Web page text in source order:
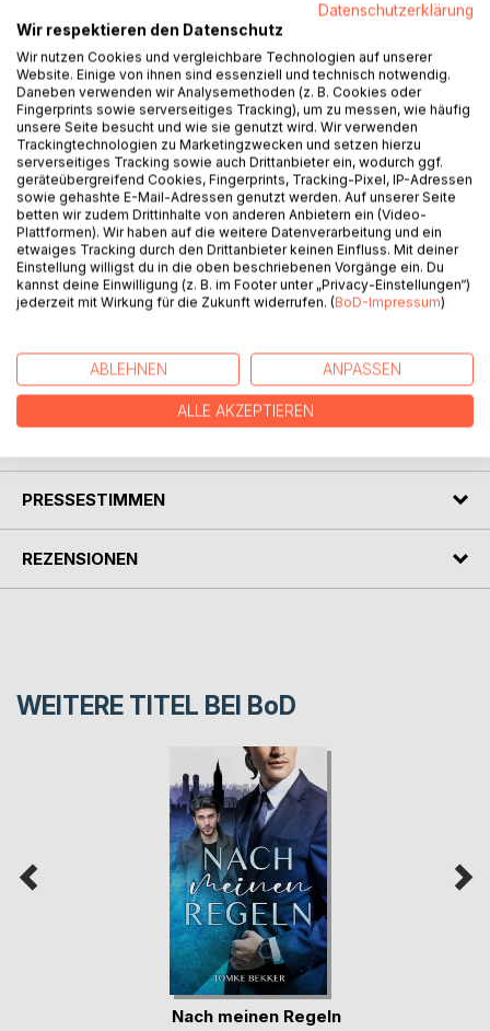
Zieh es durch.
Aufgeben ist keine Option.
Kontrolle, Adrian.
Kontrolle.
Adrians Leben, ein zerstörerischer Cocktail aus
Perfektionismus, Selbsthass und Kontrollsucht, ist
endgültig zerbrochen. Am Tiefpunkt angelangt entschließt
er sich, aus seinem inneren Gefängnis auszubrechen, und
sucht Hilfe in einer psychiatrischen Klinik. Doch womit er
dort nicht gerechnet hat, ist Matthias. Matthias, den er seit
zwanzig Jahren nicht mehr gesehen hat, der seine erste
Und der ein eigenes Päckchen zu tragen hat, von dem
Adrian nicht weiß, ob er es schultern kann ...
PRESSESTIMMEN
REZENSIONEN
WEITERE TITEL BEI BoD
Nach meinen Regeln
Datenschutzerklärung
Wir respektieren den Datenschutz
Wir nutzen Cookies und vergleichbare Technologien auf unserer
Website. Einige von ihnen sind essenziell und technisch notwendig.
Daneben verwenden wir Analysemethoden (z. B. Cookies oder
Fingerprints sowie serverseitiges Tracking), um zu messen, wie häufig
unsere Seite besucht und wie sie genutzt wird. Wir verwenden
Trackingtechnologien zu Marketingzwecken und setzen hierzu
serverseitiges Tracking sowie auch Drittanbieter ein, wodurch ggf.
geräteübergreifend Cookies, Fingerprints, Tracking-Pixel, IP-Adressen
sowie gehashte E-Mail-Adressen genutzt werden. Auf unserer Seite
betten wir zudem Drittinhalte von anderen Anbietern ein (Video-
Plattformen). Wir haben auf die weitere Datenverarbeitung und ein
etwaiges Tracking durch den Drittanbieter keinen Einfluss. Mit deiner
Einstellung willigst du in die oben beschriebenen Vorgänge ein. Du
kannst deine Einwilligung (z. B. im Footer unter „Privacy-Einstellungen“)
jederzeit mit Wirkung für die Zukunft widerrufen. (BoD-Impressum)
ABLEHNEN ANPASSEN
ALLE AKZEPTIEREN